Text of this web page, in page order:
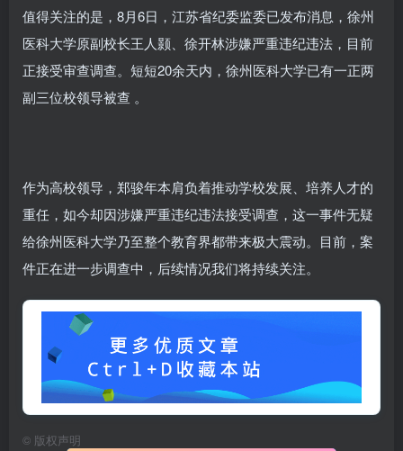
值得关注的是，8月6日，江苏省纪委监委已发布消息，徐州
医科大学原副校长王人颢、徐开林涉嫌严重违纪违法，目前
正接受审查调查。短短20余天内，徐州医科大学已有一正两
副三位校领导被查 。
作为高校领导，郑骏年本肩负着推动学校发展、培养人才的
重任，如今却因涉嫌严重违纪违法接受调查，这一事件无疑
给徐州医科大学乃至整个教育界都带来极大震动。目前，案
件正在进一步调查中，后续情况我们将持续关注。
© 版权声明